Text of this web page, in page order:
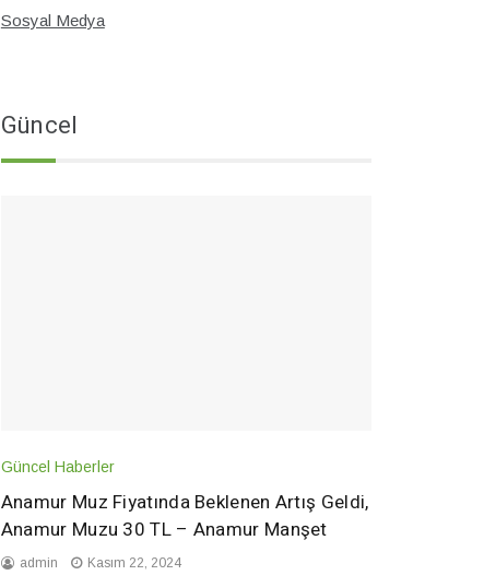
Sosyal Medya
Güncel
Güncel Haberler
Anamur Muz Fiyatında Beklenen Artış Geldi,
Anamur Muzu 30 TL – Anamur Manşet
admin Kasım 22, 2024